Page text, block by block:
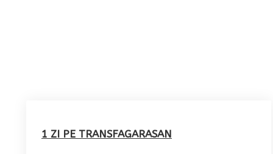
1 ZI PE TRANSFAGARASAN